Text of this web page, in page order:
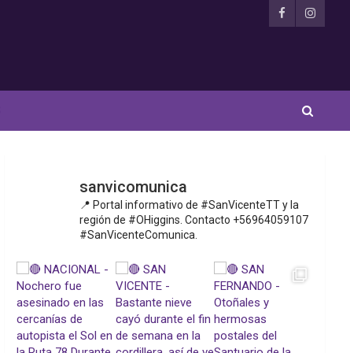
sanvicomunica
📍 Portal informativo de #SanVicenteTT y la
región de #OHiggins. Contacto +56964059107
#SanVicenteComunica.